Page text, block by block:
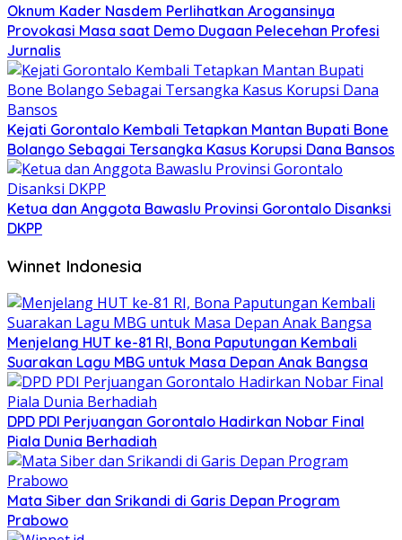
Oknum Kader Nasdem Perlihatkan Arogansinya
Provokasi Masa saat Demo Dugaan Pelecehan Profesi
Jurnalis
Kejati Gorontalo Kembali Tetapkan Mantan Bupati Bone
Bolango Sebagai Tersangka Kasus Korupsi Dana Bansos
Ketua dan Anggota Bawaslu Provinsi Gorontalo Disanksi
DKPP
Winnet Indonesia
Menjelang HUT ke-81 RI, Bona Paputungan Kembali
Suarakan Lagu MBG untuk Masa Depan Anak Bangsa
DPD PDI Perjuangan Gorontalo Hadirkan Nobar Final
Piala Dunia Berhadiah
Mata Siber dan Srikandi di Garis Depan Program
Prabowo